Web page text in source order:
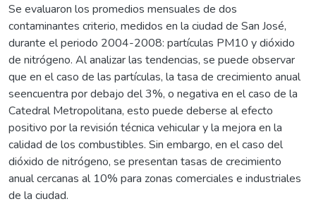
Se evaluaron los promedios mensuales de dos
contaminantes criterio, medidos en la ciudad de San José,
durante el periodo 2004-2008: partículas PM10 y dióxido
de nitrógeno. Al analizar las tendencias, se puede observar
que en el caso de las partículas, la tasa de crecimiento anual
seencuentra por debajo del 3%, o negativa en el caso de la
Catedral Metropolitana, esto puede deberse al efecto
positivo por la revisión técnica vehicular y la mejora en la
calidad de los combustibles. Sin embargo, en el caso del
dióxido de nitrógeno, se presentan tasas de crecimiento
anual cercanas al 10% para zonas comerciales e industriales
de la ciudad.